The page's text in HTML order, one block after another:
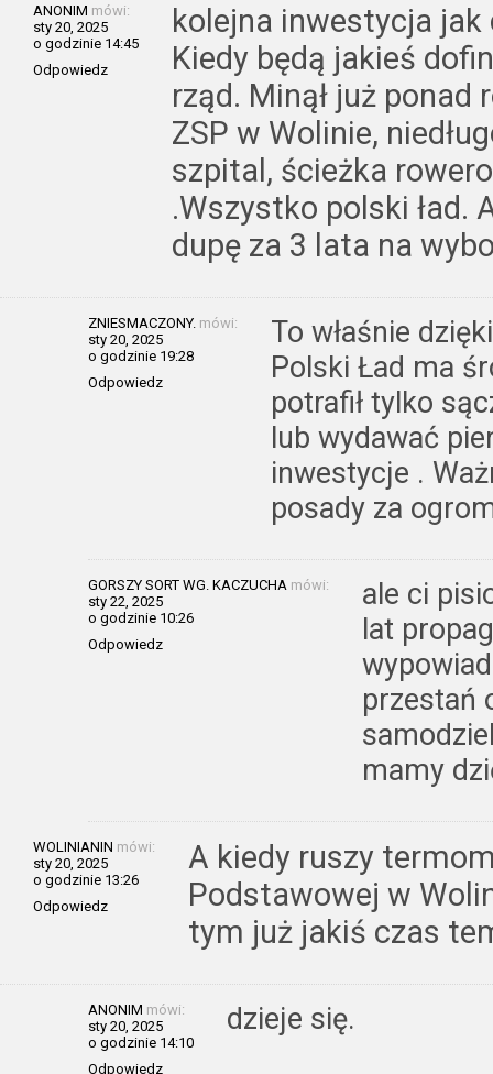
ANONIM mówi:
sty 20, 2025
o godzinie 14:45
Odpowiedz
kolejna inwestycja
Kiedy będą jakieś
rząd. Minął już
ZSP w Wolinie,
szpital, ścieżka
.Wszystko polski ład.
dupę za 3 lata na
ZNIESMACZONY. mówi:
sty 20, 2025
o godzinie 19:28
Odpowiedz
To właśnie
Polski Ład ma
potrafił tylko
lub wydawać
inwestycje .
posady za
GORSZY SORT WG. KACZUCHA mówi:
sty 22, 2025
o godzinie 10:26
Odpowiedz
ale ci
lat
przestań
mamy
WOLINIANIN mówi:
sty 20, 2025
o godzinie 13:26
Odpowiedz
A kiedy ruszy
Podstawowej w
tym już jakiś czas
ANONIM mówi:
sty 20, 2025
o godzinie 14:10
Odpowiedz
dzieje się.